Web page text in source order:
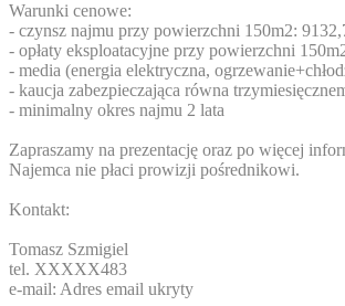
Warunki cenowe:
- czynsz najmu przy powierzchni 150m2:
- opłaty eksploatacyjne przy powierzchni
- media (energia elektryczna,
- kaucja zabezpieczająca równa
- minimalny okres najmu 2 lata
Zapraszamy na prezentację oraz po więcej
Najemca nie płaci prowizji pośrednikowi.
Kontakt:
Tomasz Szmigiel
tel. XXXXX483
e-mail: Adres email ukryty